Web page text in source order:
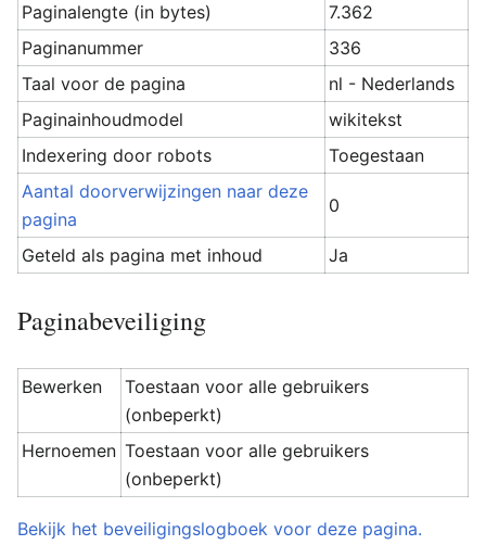
Paginalengte (in bytes)
7.362
Paginanummer
336
Taal voor de pagina
nl - Nederlands
Paginainhoudmodel
wikitekst
Indexering door robots
Toegestaan
Aantal doorverwijzingen naar deze
pagina
0
Geteld als pagina met inhoud Ja
Paginabeveiliging
Bewerken
Toestaan voor alle gebruikers
(onbeperkt)
Hernoemen Toestaan voor alle gebruikers
(onbeperkt)
Bekijk het beveiligingslogboek voor deze pagina.